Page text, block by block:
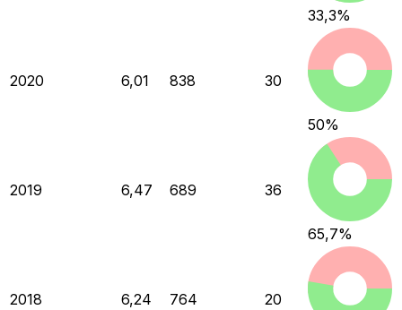
33,3%
2020 6,01 838 30
50%
2019 6,47 689 36
65,7%
2018 6,24 764 20